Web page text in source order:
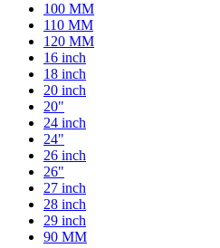
100 MM
110 MM
120 MM
16 inch
18 inch
20 inch
20"
24 inch
24"
26 inch
26"
27 inch
28 inch
29 inch
90 MM